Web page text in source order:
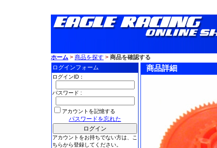
ホーム > 商品を探す > 商品を確認する
ログインフォーム
ログインID：
パスワード :
アカウントを記憶する
パスワードを忘れた
アカウントをお持ちでない方は、こ
ちらから登録してください。
商品詳細